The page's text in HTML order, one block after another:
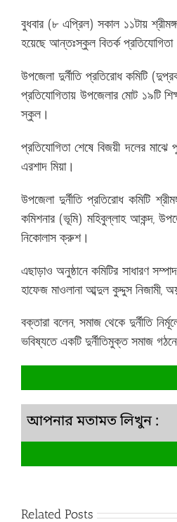
বুধবার (৮ এপ্রিল) সকাল ১১টায়
হয়েছে আন্তঃস্কুল বিতর্ক
উপজেলা দুর্নীতি প্রতিরোধ কমিটি
প্রতিযোগিতায় উপজেলার মোট ১৯টি
স্কুল।
প্রতিযোগিতা শেষে বিজয়ী দলের মাঝে
এরশাদ মিয়া।
উপজেলা দুর্নীতি প্রতিরোধ কমিটি
কমিশনার (ভূমি) মহিবুল্লাহ আকন্দ,
নিকোলাস ক্রুশ।
এছাড়াও অনুষ্ঠানে কমিটির সাধারণ
হাফেজ মাওলানা আব্দুল কুদ্দুস নিজামী,
বক্তারা বলেন, সমাজ থেকে দুর্নীতি
ভবিষ্যতে একটি দুর্নীতিমুক্ত সমাজ
আপনার মতামত লিখুন :
Related Posts